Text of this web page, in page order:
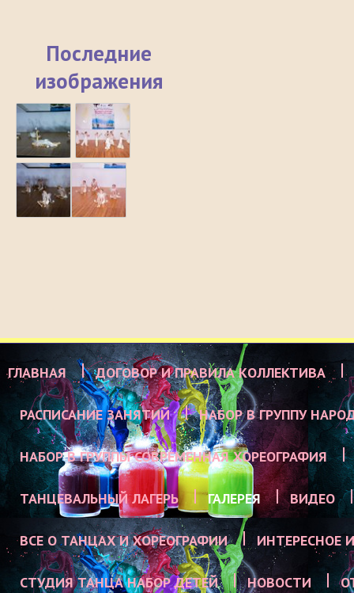
Последние
изображения
ГЛАВНАЯ ДОГОВОР И ПРАВИЛА КОЛЛЕКТИВА
РАСПИСАНИЕ ЗАНЯТИЙ НАБОР В ГРУППУ
НАБОР В ГРУППЫ СОВРЕМЕННАЯ ХОРЕОГРАФИЯ
ТАНЦЕВАЛЬНЫЙ ЛАГЕРЬ ГАЛЕРЕЯ ВИДЕО
ВСЕ О ТАНЦАХ И ХОРЕОГРАФИИ ИНТЕРЕСНОЕ
СТУДИЯ ТАНЦА НАБОР ДЕТЕЙ НОВОСТИ